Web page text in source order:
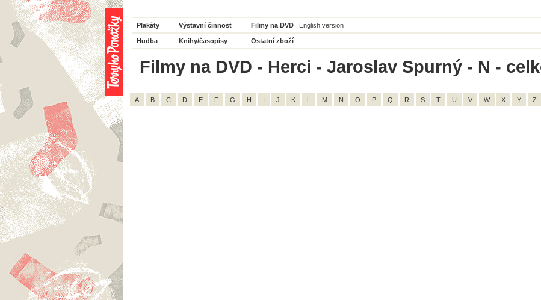
Plakáty Výstavní činnost Filmy na DVD English version
Hudba Knihy/časopisy Ostatní zboží
Filmy na DVD - Herci - Jaroslav Spurný - N -
A B C D E F G H I J K L M N O P Q R S T U V W X Y Z